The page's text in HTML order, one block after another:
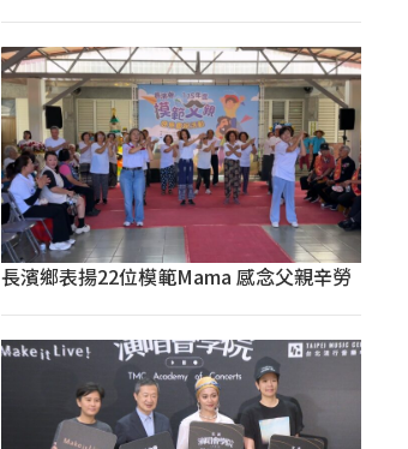
長濱鄉表揚22位模範Mama 感念父親辛勞